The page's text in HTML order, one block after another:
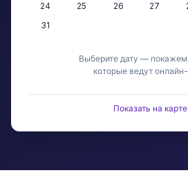
24
25 26 27
31
Выберите дату —
которые ведут
Показать на